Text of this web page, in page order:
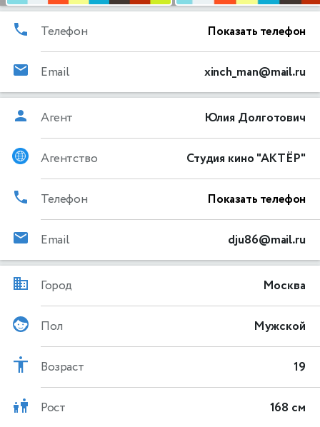
Телефон Показать телефон
Email xinch_man@mail.ru
Агент Юлия Долготович
Агентство Студия кино "АКТЁР"
Телефон Показать телефон
Email dju86@mail.ru
Город Москва
Пол Мужской
Возраст 19
Рост 168 см